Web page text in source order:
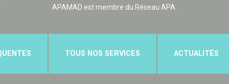
APAMAD est membre du Réseau APA.
TOUS NOS SERVICES ACTUALITÉS